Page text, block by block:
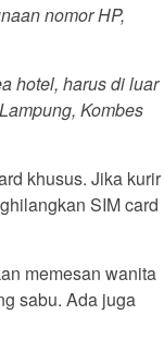
nomor HP,
hotel, harus di luar
Kombes
khusus. Jika kurir
SIM card
memesan wanita
sabu. Ada juga